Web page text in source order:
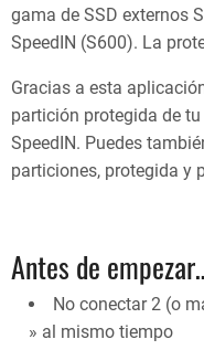
gama de SSD externos
SpeedIN (S600). La
Gracias a esta
partición protegida de
SpeedIN. Puedes
particiones, protegida y
Antes de
No conectar 2 (o
» al mismo tiempo